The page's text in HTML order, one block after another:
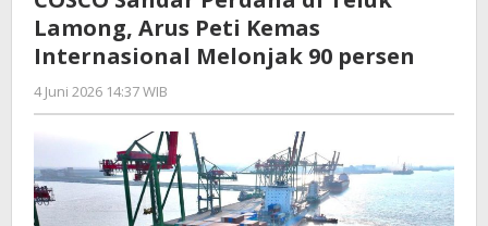
di
Teluk
Lamong,
Internasional
Melonjak
90
persen
Lamong, Arus Peti Kemas
Internasional Melonjak 90 persen
4 Juni 2026 14:37 WIB
Imam
WD